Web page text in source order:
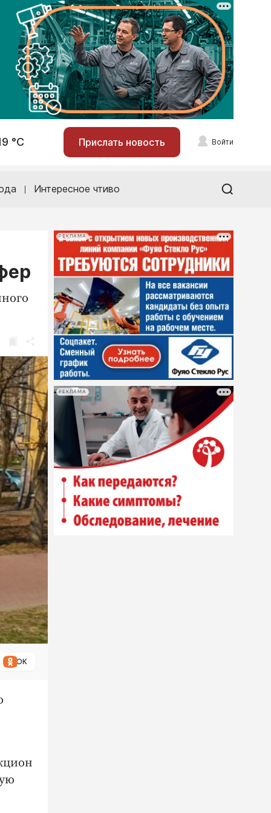
°С Прислать новость Войти
Интересное чтиво
ОК
РЕКЛАМА
РЕКЛАМА